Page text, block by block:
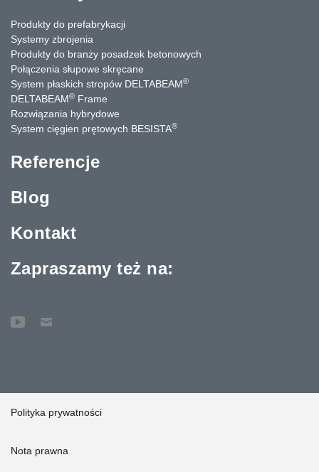
Produkty do prefabrykacji
Systemy zbrojenia
Produkty do branży posadzek betonowych
Połączenia słupowe skręcane
System płaskich stropów DELTABEAM®
DELTABEAM® Frame
Rozwiązania hybrydowe
System cięgien prętowych BESISTA®
Referencje
Blog
Kontakt
Zapraszamy też na:
Polityka prywatności
Nota prawna